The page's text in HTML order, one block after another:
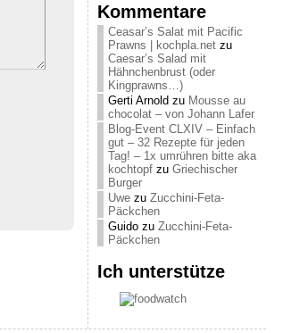
Kommentare
Ceasar’s Salat mit Pacific
Prawns | kochpla.net zu
Caesar’s Salad mit
Hähnchenbrust (oder
Kingprawns…)
Gerti Arnold zu Mousse au
chocolat – von Johann Lafer
Blog-Event CLXIV – Einfach
gut – 32 Rezepte für jeden
Tag! – 1x umrühren bitte aka
kochtopf zu Griechischer
Burger
Uwe zu Zucchini-Feta-
Päckchen
Guido zu Zucchini-Feta-
Päckchen
Ich unterstütze